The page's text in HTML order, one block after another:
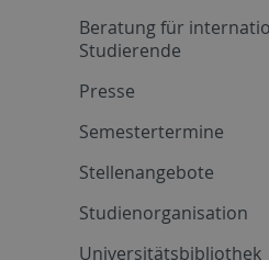
Beratung für
Studierende
Presse
Semestertermine
Stellenangebote
Studienorganisation
Universitätsbibliothek